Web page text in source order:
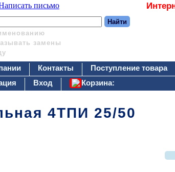
замены
Контакты Поступление товара
Вход
Корзина:
4ТПИ 25/50